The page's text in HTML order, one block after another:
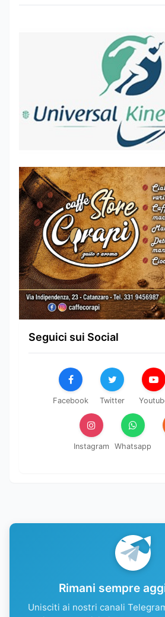
Seguici sui Social
Facebook Twitter
Instagram Whatsapp
Rimani sempre
Unisciti ai nostri canali